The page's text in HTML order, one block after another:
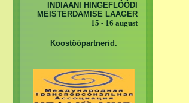
INDIAANI HINGEFLÖÖDI
MEISTERDAMISE LAAGER
15 - 16 august
Koostööpartnerid.